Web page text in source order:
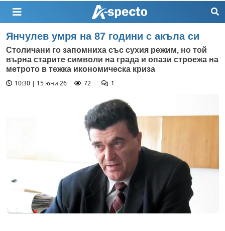
Янчулев умря на 87 години с акъла си
Столичани го запомниха със сухия режим, но той
върна старите символи на града и опази строежа на
метрото в тежка икономическа криза
10:30 | 15 юни 26
72 1